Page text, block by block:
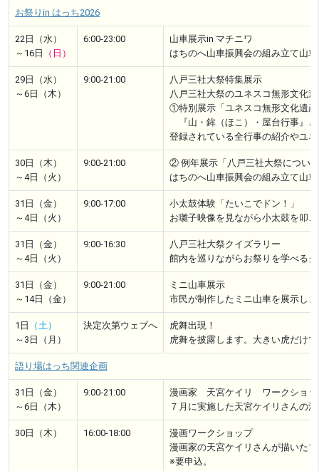
お祭りin はっち2026
22日（水）
～16日
（日）
6:00-23:00
山車展示in マチニワ
はちのへ山車振興会の組み立て山
29日（水）
～6日（木）
9:00-21:00
八戸三社大祭特集展示
八戸三社大祭のユネスコ無形文化
①特別展示「ユネスコ無形文化遺産
『山・鉾（ほこ）・屋台行事』
登録されている全行事の紹介やユ
30日（木）
～4日（火）
9:00-21:00
② 例年展示「八戸三社大祭につい
はちのへ山車振興会の組み立て山
31日（金）
～4日（火）
9:00-17:00
小太鼓体験「たいこでドン！」
お囃子映像を見ながら小太鼓を叩
31日（金）
～4日（火）
9:00-16:30
八戸三社大祭クイズラリー
館内を巡りながらお祭りを学べる
31日（金）
～14日（金）
9:00-21:00
ミニ山車展示
市民が制作したミニ山車を展示し
1日
（土）
～3日（月）
決定次第ウェブへ
虎舞出現！
虎舞を披露します。大きい虎だけ
語り場はっち関連企画
31日（金）
～6日（木）
9:00-21:00
漫画家 天宮ケイリ ワークショッ
７月に実施した天宮ケイリさんの
30日（木） 16:00-18:00
漫画ワークショップ
漫画家の天宮ケイリさんが描いた1
※要申込。